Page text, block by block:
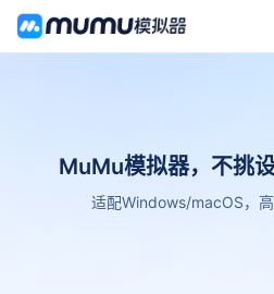
MuMu模拟器，不挑
适配Windows/macOS，